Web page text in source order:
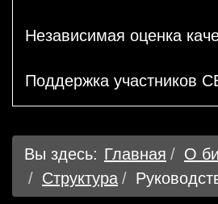
Независимая оценка
Поддержка участников
Вы здесь: Главная
О
Структура